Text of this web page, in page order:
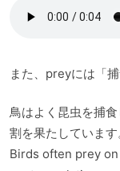
また、preyには「
鳥はよく昆虫を捕
割を果たしています
Birds often prey